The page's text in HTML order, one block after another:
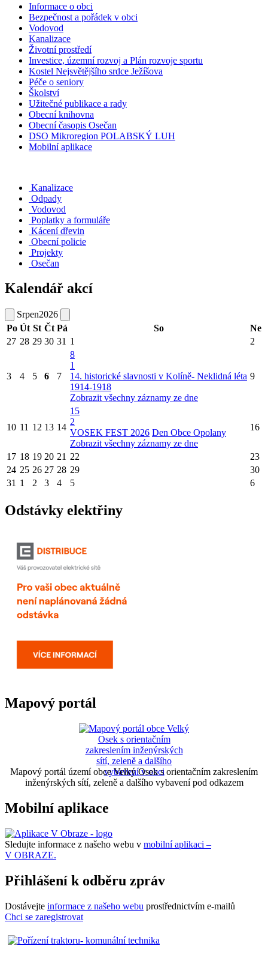
Informace o obci
Bezpečnost a pořádek v obci
Vodovod
Kanalizace
Životní prostředí
Investice, územní rozvoj a Plán rozvoje sportu
Kostel Nejsvětějšího srdce Ježíšova
Péče o seniory
Školství
Užitečné publikace a rady
Obecní knihovna
Obecní časopis Osečan
DSO Mikroregion POLABSKÝ LUH
Mobilní aplikace
Kanalizace
Odpady
Vodovod
Poplatky a formuláře
Kácení dřevin
Obecní policie
Projekty
Osečan
Kalendář akcí
Srpen2026
Po Út St Čt Pá So
Ne
27 28 29 30 31 1 2
3 4 5 6 7
8
1
14. historické slavnosti v Kolíně- Neklidná léta
1914-1918
Zobrazit všechny záznamy ze dne
9
10 11 12 13 14
15
2
VOSEK FEST 2026 Den Obce Opolany
Zobrazit všechny záznamy ze dne
16
17 18 19 20 21 22
23
24 25 26 27 28 29
30
31 1 2 3 4 5 6
Odstávky elektřiny
Mapový portál
Mapový portál území obce Velký Osek s orientačním zakreslením
inženýrských sítí, zeleně a dalšího vybavení pod odkazem
Mobilní aplikace
Sledujte informace z našeho webu v mobilní aplikaci –
V OBRAZE.
Přihlášení k odběru zpráv
Dostávejte informace z našeho webu prostřednictvím e-mailů
Chci se zaregistrovat